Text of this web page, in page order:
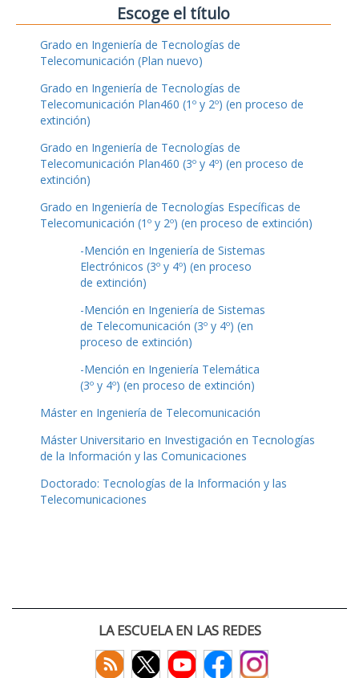
Escoge el título
Grado en Ingeniería de Tecnologías de
Telecomunicación (Plan nuevo)
Grado en Ingeniería de Tecnologías de
Telecomunicación Plan460 (1º y 2º) (en proceso de
extinción)
Grado en Ingeniería de Tecnologías de
Telecomunicación Plan460 (3º y 4º) (en proceso de
extinción)
Grado en Ingeniería de Tecnologías Específicas de
Telecomunicación (1º y 2º) (en proceso de extinción)
-Mención en Ingeniería de Sistemas
Electrónicos (3º y 4º) (en proceso
de extinción)
-Mención en Ingeniería de Sistemas
de Telecomunicación (3º y 4º) (en
proceso de extinción)
-Mención en Ingeniería Telemática
(3º y 4º) (en proceso de extinción)
Máster en Ingeniería de Telecomunicación
Máster Universitario en Investigación en Tecnologías
de la Información y las Comunicaciones
Doctorado: Tecnologías de la Información y las
Telecomunicaciones
LA ESCUELA EN LAS REDES